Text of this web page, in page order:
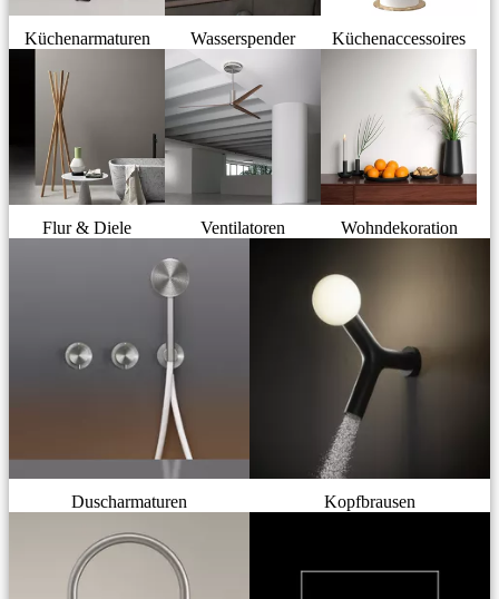
Küchenarmaturen Wasserspender Küchenaccessoires
Flur & Diele Ventilatoren Wohndekoration
Duscharmaturen Kopfbrausen